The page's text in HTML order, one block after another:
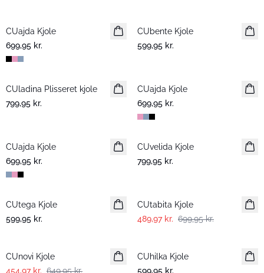
Nyhed
CUajda Kjole
699,95 kr.
Nyhed
CUbente Kjole
599,95 kr.
Nyhed
CUladina Plisseret kjole
799,95 kr.
Nyhed
CUajda Kjole
699,95 kr.
Nyhed
CUajda Kjole
699,95 kr.
Nyhed
CUvelida Kjole
799,95 kr.
Nyhed
CUtega Kjole
599,95 kr.
CUtabita Kjole
489,97 kr. 699,95 kr.
CUnovi Kjole
454,97 kr. 649,95 kr.
CUhilka Kjole
599,95 kr.